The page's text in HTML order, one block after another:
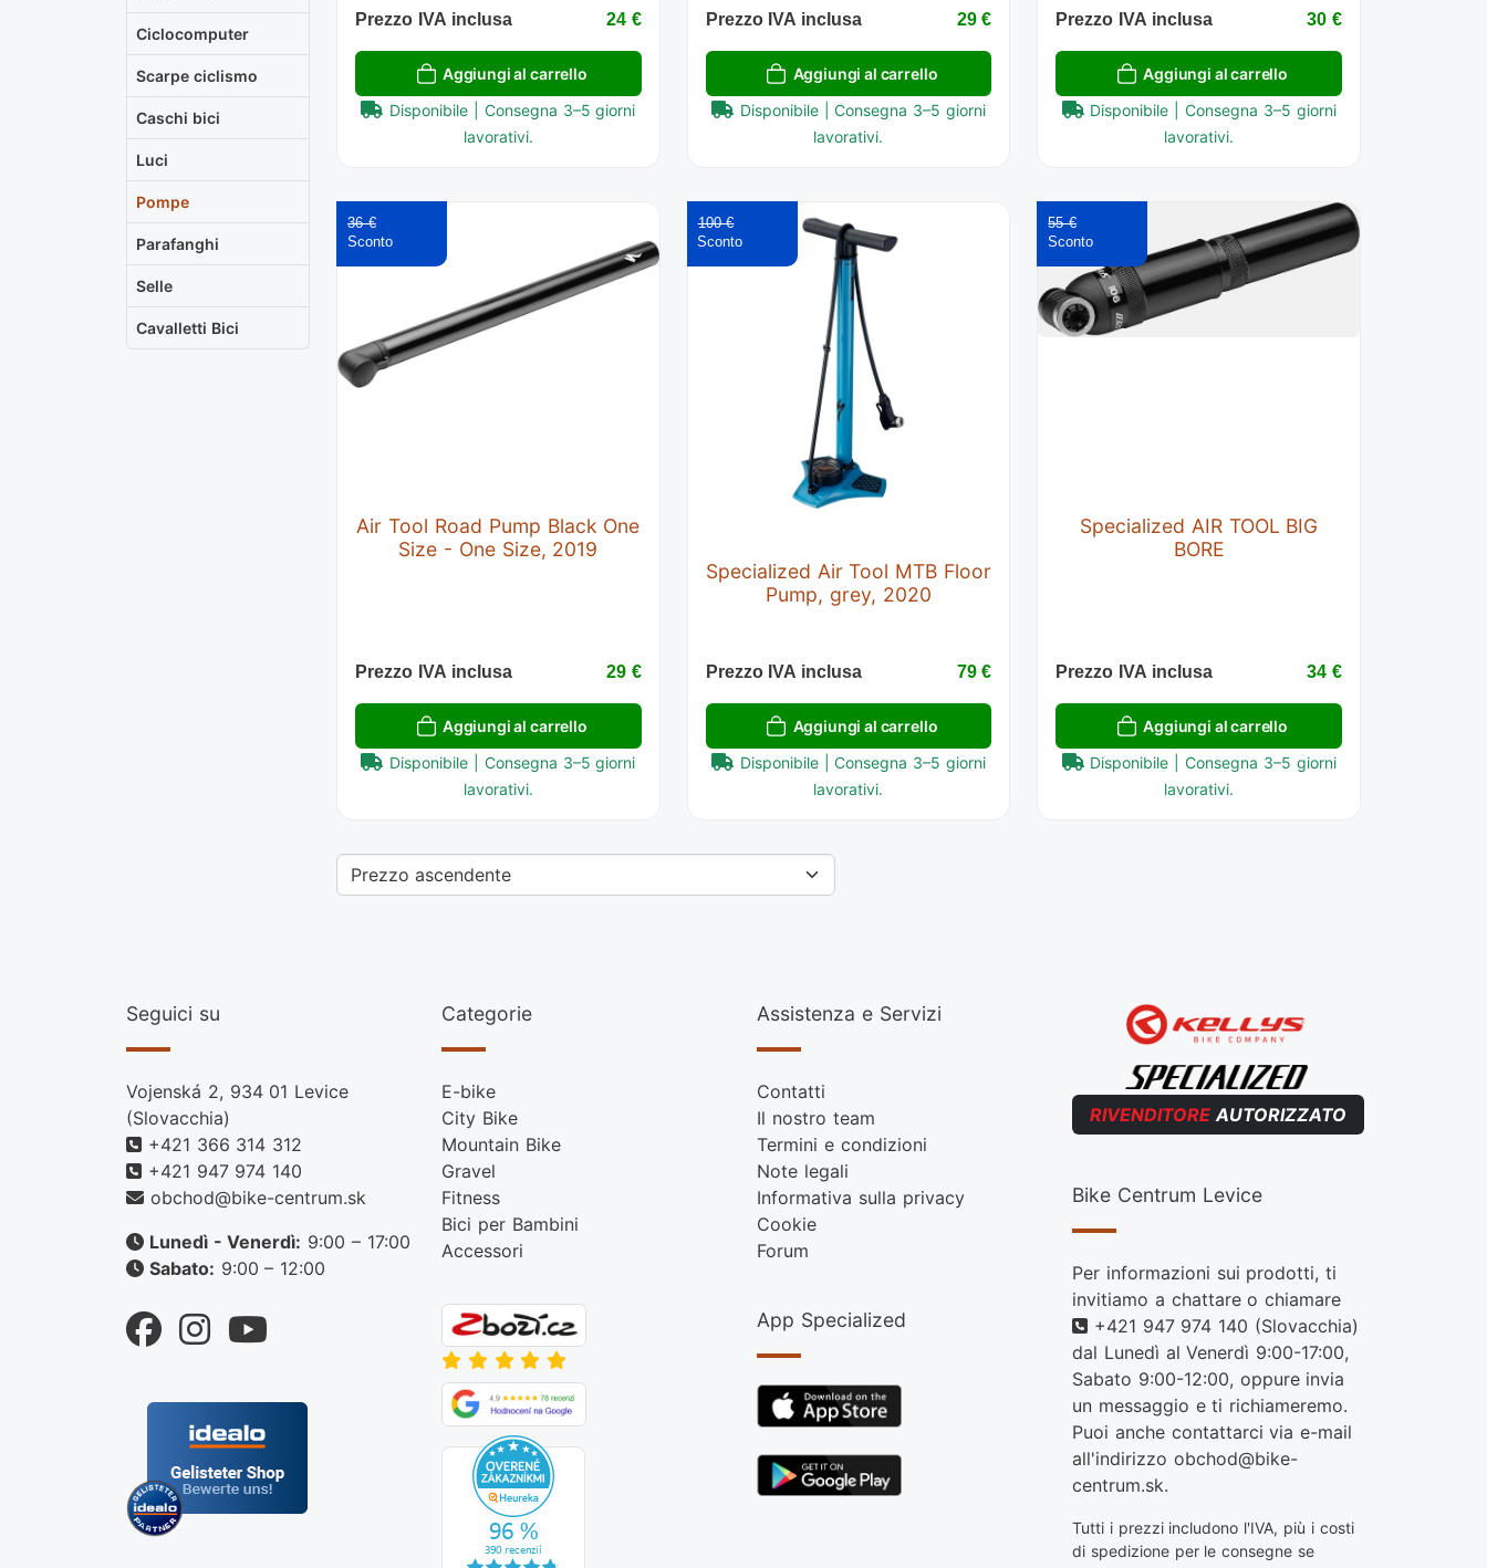
Ciclocomputer
Scarpe ciclismo
Caschi bici
Luci
Pompe
Parafanghi
Selle
Cavalletti Bici
Prezzo IVA inclusa 24 €
Aggiungi al carrello
Disponibile | Consegna 3–5 giorni
lavorativi.
Prezzo IVA inclusa 29 €
Aggiungi al carrello
Disponibile | Consegna 3–5 giorni
lavorativi.
Prezzo IVA inclusa 30 €
Aggiungi al carrello
Disponibile | Consegna 3–5 giorni
lavorativi.
Air Tool Road Pump Black One
Size - One Size, 2019
36 €
Prezzo IVA inclusa 29 €
Aggiungi al carrello
Disponibile | Consegna 3–5 giorni
lavorativi.
Specialized Air Tool MTB Floor
Pump, grey, 2020
100 €
Prezzo IVA inclusa 79 €
Aggiungi al carrello
Disponibile | Consegna 3–5 giorni
lavorativi.
Specialized AIR TOOL BIG
BORE
55 €
Prezzo IVA inclusa 34 €
Aggiungi al carrello
Disponibile | Consegna 3–5 giorni
lavorativi.
Seguici su
Vojenská 2, 934 01 Levice
(Slovacchia)
+421 366 314 312
+421 947 974 140
obchod@bike-centrum.sk
Lunedì - Venerdì: 9:00 – 17:00
Sabato: 9:00 – 12:00
Categorie
E-bike
City Bike
Mountain Bike
Gravel
Fitness
Bici per Bambini
Accessori
Assistenza e Servizi
Contatti
Il nostro team
Termini e condizioni
Note legali
Informativa sulla privacy
Cookie
Forum
App Specialized
RIVENDITORE AUTORIZZATO
Bike Centrum Levice
Per informazioni sui prodotti, ti
invitiamo a chattare o chiamare
Telefono
+421 947 974 140 (Slovacchia)
dal Lunedì al Venerdì 9:00-17:00,
Sabato 9:00-12:00, oppure invia
un messaggio e ti richiameremo.
Puoi anche contattarci via e-mail
all'indirizzo obchod@bike-
centrum.sk.
Tutti i prezzi includono l'IVA, più i costi
di spedizione per le consegne se